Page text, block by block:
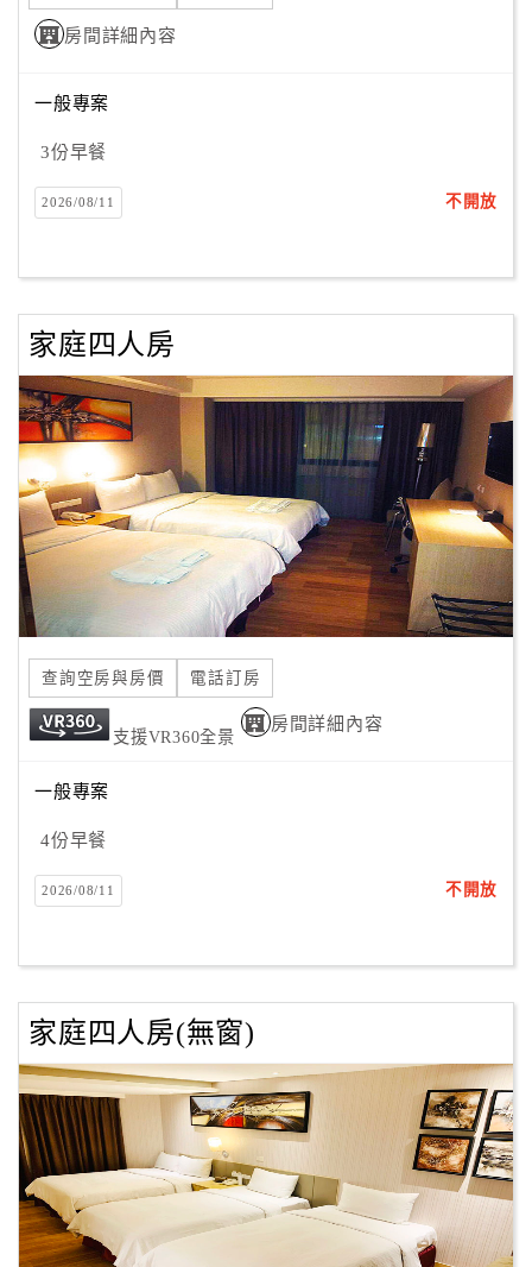
房間詳細內容
一般專案
3份早餐
2026/08/11 不開放
家庭四人房
查詢空房與房價 電話訂房
支援VR360全景
房間詳細內容
一般專案
4份早餐
2026/08/11 不開放
家庭四人房(無窗)